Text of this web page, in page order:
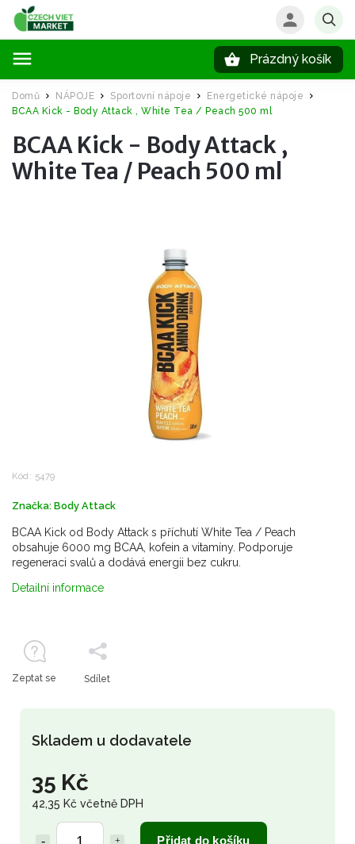
Prázdný košík
Domů / NÁPOJE / Sportovní nápoje / Energetické nápoje
/
BCAA Kick - Body Attack , White Tea / Peach 500 ml
BCAA Kick - Body Attack ,
White Tea / Peach 500 ml
Kód: 5479
Značka: Body Attack
35 Kč
42,35 Kč včetně DPH
Přidat do košíku
Skladem u dodavatele
BCAA Kick od Body Attack s příchutí White Tea / Peach
obsahuje 6000 mg BCAA, kofein a vitamíny. Podporuje
regeneraci svalů a dodává energii bez cukru.
Detailní informace
Zeptat se Sdílet